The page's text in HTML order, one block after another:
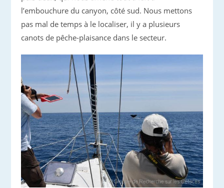
l’embouchure du canyon, côté sud. Nous mettons
pas mal de temps à le localiser, il y a plusieurs
canots de pêche-plaisance dans le secteur.